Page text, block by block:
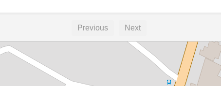
Previous Next